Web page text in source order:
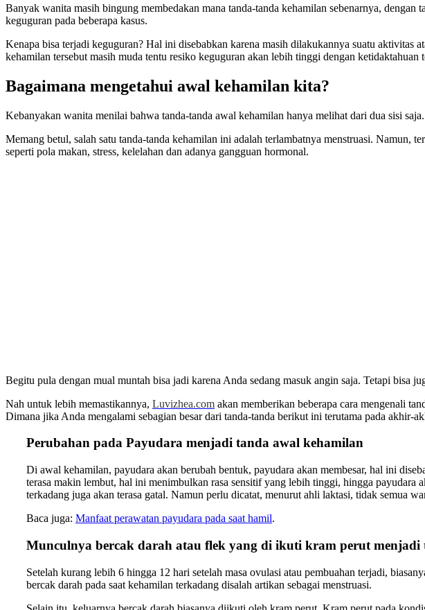
Banyak wanita masih bingung membedakan mana tanda-tanda kehamilan sebenarnya,
keguguran pada beberapa kasus.
Kenapa bisa terjadi keguguran? Hal ini disebabkan karena masih dilakukannya suatu
kehamilan tersebut masih muda tentu resiko keguguran akan lebih tinggi dengan ketidaktahuan
Bagaimana mengetahui awal kehamilan kita?
Kebanyakan wanita menilai bahwa tanda-tanda awal kehamilan hanya melihat dari dua sisi
Memang betul, salah satu tanda-tanda kehamilan ini adalah terlambatnya menstruasi. Namun,
seperti pola makan, stress, kelelahan dan adanya gangguan hormonal.
Begitu pula dengan mual muntah bisa jadi karena Anda sedang masuk angin saja. Tetapi bisa
Nah untuk lebih memastikannya, Luvizhea.com akan memberikan beberapa cara mengenali
Dimana jika Anda mengalami sebagian besar dari tanda-tanda berikut ini terutama pada akhir-
Perubahan pada Payudara menjadi tanda awal kehamilan
Di awal kehamilan, payudara akan berubah bentuk, payudara akan membesar, hal ini
terasa makin lembut, hal ini menimbulkan rasa sensitif yang lebih tinggi, hingga payudara
terkadang juga akan terasa gatal. Namun perlu dicatat, menurut ahli laktasi, tidak semua
Baca juga: Manfaat perawatan payudara pada saat hamil.
Munculnya bercak darah atau flek yang di ikuti kram perut menjadi
Setelah kurang lebih 6 hingga 12 hari setelah masa ovulasi atau pembuahan terjadi,
bercak darah pada saat kehamilan terkadang disalah artikan sebagai menstruasi.